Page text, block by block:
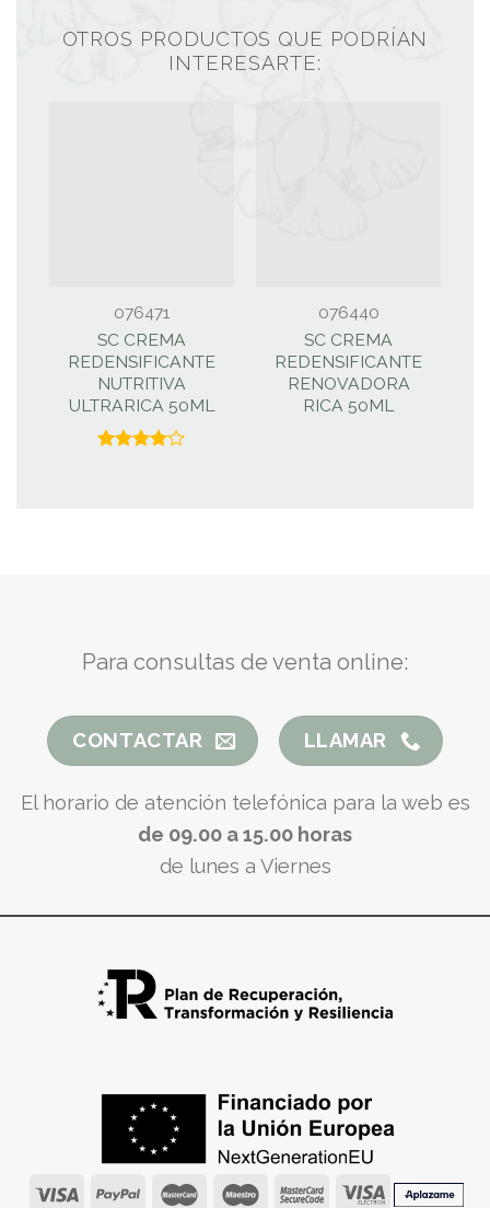
OTROS PRODUCTOS QUE PODRÍAN
INTERESARTE:
076471
SC CREMA
REDENSIFICANTE
NUTRITIVA
ULTRARICA 50ML
076440
SC CREMA
REDENSIFICANTE
RENOVADORA
RICA 50ML
Para consultas de venta online:
CONTACTAR LLAMAR
El horario de atención telefónica para la web es
de 09.00 a 15.00 horas
de lunes a Viernes